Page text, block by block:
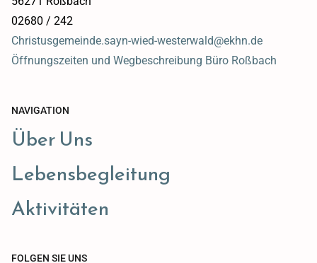
02680 / 242
Christusgemeinde.sayn-wied-westerwald@ekhn.de
Öffnungszeiten und Wegbeschreibung Büro Roßbach
NAVIGATION
Über Uns
Lebensbegleitung
Aktivitäten
FOLGEN SIE UNS